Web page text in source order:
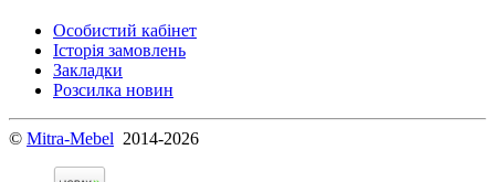
Особистий кабінет
Історія замовлень
Закладки
Розсилка новин
© Mitra-Mebel 2014-2026